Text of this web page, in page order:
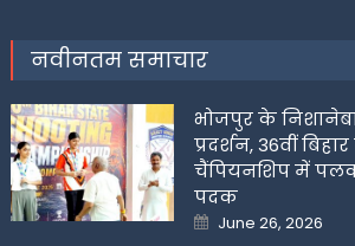
नवीनतम समाचार
भोजपुर के
प्रदर्शन, 36वीं
चैंपियनशिप में पलक
पदक
Posted
on
June 26, 2026